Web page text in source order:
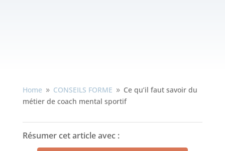
Home 9 CONSEILS FORME 9 Ce qu’il faut savoir du
métier de coach mental sportif
Résumer cet article avec :